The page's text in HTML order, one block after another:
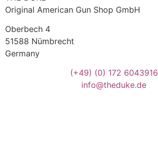
Original American Gun Shop GmbH
Oberbech 4
51588 Nümbrecht
Germany
(+49) (0) 172 6043916
info@theduke.de